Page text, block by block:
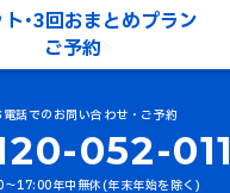
ト･3回おまとめプラン
ご予約
電話でのお問い合わせ・ご予約
052-011
17:00年中無休(年末年始を除く)